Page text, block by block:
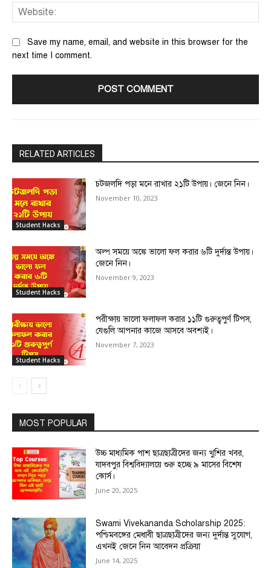
Save my name, email, and website in this browser for the
next time I comment.
RELATED ARTICLES
Student Hacks
চটজলদি পড়া মনে রাখার ২১টি উপায়। জেনে নিন।
November 10, 2023
Student Hacks
অল্প সময়ে অঙ্কে ভালো ফল করার ৬টি দুর্দান্ত উপায়।
জেনে নিন।
November 9, 2023
Student Hacks
পরীক্ষায় ভালো ফলাফল করার ১১টি গুরুত্বপুর্ণ টিপস,
যেগুলি আপনার কাজে আসবে অবশ্যই।
November 7, 2023
MOST POPULAR
উচ্চ মাধ্যমিক পাশ ছাত্রছাত্রীদের জন্য খুশির খবর,
যাদবপুর বিশ্ববিদ্যালয়ে শুরু হচ্ছে ৯ মাসের বিশেষ
কোর্স।
June 20, 2025
Swami Vivekananda Scholarship 2025:
পশ্চিমবঙ্গের মেধাবী ছাত্রছাত্রীদের জন্য দুর্দান্ত সুযোগ,
এখনই জেনে নিন আবেদন প্রক্রিয়া
June 14, 2025